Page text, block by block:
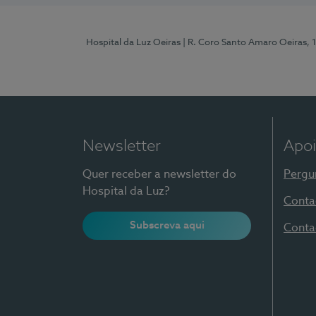
Hospital da Luz Oeiras | R. Coro Santo Amaro Oeiras,
Newsletter
Quer receber a newsletter do
Hospital da Luz?
Subscreva aqui